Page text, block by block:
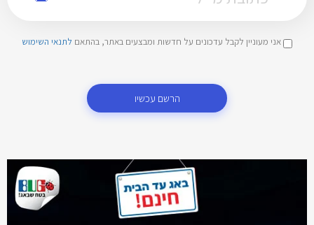
אני מעוניין לקבל עדכונים על חדשות ומבצעים באתר, בהתאם לתנאי השימוש
הרשם עכשיו